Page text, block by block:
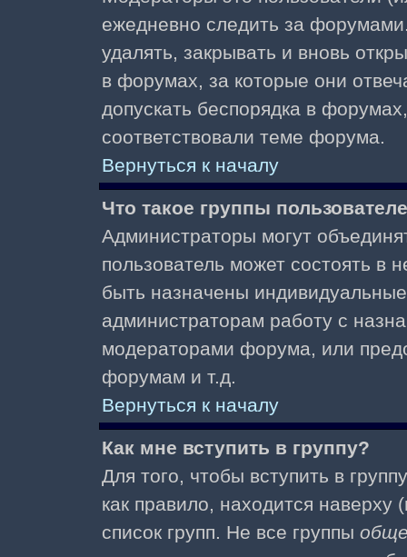
ежедневно следить за
удалять, закрывать и вновь
в форумах, за которые они
допускать беспорядка в
соответствовали теме форума.
Вернуться к началу
Что такое группы
Администраторы могут
пользователь может состоять в
быть назначены
администраторам работу с
модераторами форума, или
форумам и т.д.
Вернуться к началу
Как мне вступить в группу?
Для того, чтобы вступить в
как правило, находится
список групп. Не все группы